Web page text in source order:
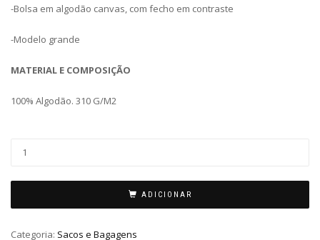
-Bolsa em algodão canvas, com fecho em contraste
-Modelo grande
MATERIAL E COMPOSIÇÃO
100% Algodão. 310 G/M2
ADICIONAR
Categoria: Sacos e Bagagens